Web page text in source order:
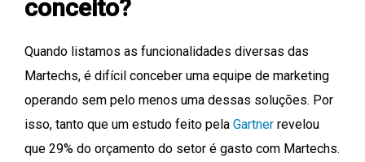
conceito?
Quando listamos as funcionalidades diversas das
Martechs, é difícil conceber uma equipe de marketing
operando sem pelo menos uma dessas soluções. Por
isso, tanto que um estudo feito pela Gartner revelou
que 29% do orçamento do setor é gasto com Martechs.